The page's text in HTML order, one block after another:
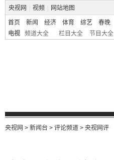
央视网 视频 网站地图
首页 新闻 经济 体育 综艺 春晚
电视
频道大全 栏目大全 节目大全
央视网 > 新闻台 > 评论频道 > 央视网评